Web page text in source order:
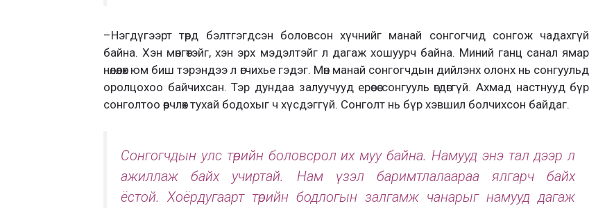
–Нэгдүгээрт төрд бэлтгэгдсэн боловсон хүчнийг манай сонгогчид сонгож чадахгүй
байна. Хэн мөнгөтэйг, хэн эрх мэдэлтэйг л дагаж хошуурч байна. Миний ганц санал ямар
нөлөөлөх юм биш тэрэндээ л өгчихье гэдэг. Мөн манай сонгогчдын дийлэнх олонх нь сонгуульд
оролцохоо байчихсан. Тэр дундаа залуучууд ерөөсөө сонгууль өгдөггүй. Ахмад настнууд бүр
сонголтоо өөрчлөх тухай бодохыг ч хүсдэггүй. Сонголт нь бүр хэвшил болчихсон байдаг.
Сонгогчдын улс төрийн боловсрол их муу байна. Намууд энэ тал дээр л
ажиллаж байх учиртай. Нам үзэл баримтлалаараа ялгарч байх
ёстой. Хоёрдугаарт төрийн бодлогын залгамж чанарыг намууд дагаж